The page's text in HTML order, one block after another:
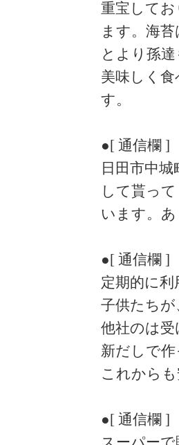
重宝してお
ます。海
とより孫達
美味しく
す。
●[ 通信欄 ]
日田市中
して貰って
います。
●[ 通信欄 ]
定期的に
子供たち
他社のは
新だしで
これから
●[ 通信欄 ]